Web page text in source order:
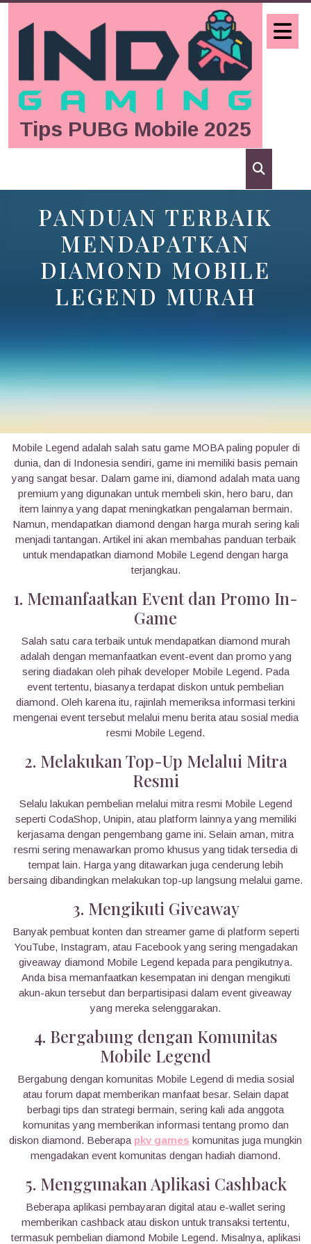
Skip
Tips PUBG Mobile 2025
PANDUAN TERBAIK
MENDAPATKAN
DIAMOND MOBILE
LEGEND MURAH
Mobile Legend adalah salah satu game MOBA paling populer di
dunia, dan di Indonesia sendiri, game ini memiliki basis pemain
yang sangat besar. Dalam game ini, diamond adalah mata uang
premium yang digunakan untuk membeli skin, hero baru, dan
item lainnya yang dapat meningkatkan pengalaman bermain.
Namun, mendapatkan diamond dengan harga murah sering kali
menjadi tantangan. Artikel ini akan membahas panduan terbaik
untuk mendapatkan diamond Mobile Legend dengan harga
terjangkau.
1. Memanfaatkan Event dan Promo In-
Game
Salah satu cara terbaik untuk mendapatkan diamond murah
adalah dengan memanfaatkan event-event dan promo yang
sering diadakan oleh pihak developer Mobile Legend. Pada
event tertentu, biasanya terdapat diskon untuk pembelian
diamond. Oleh karena itu, rajinlah memeriksa informasi terkini
mengenai event tersebut melalui menu berita atau sosial media
resmi Mobile Legend.
2. Melakukan Top-Up Melalui Mitra
Resmi
Selalu lakukan pembelian melalui mitra resmi Mobile Legend
seperti CodaShop, Unipin, atau platform lainnya yang memiliki
kerjasama dengan pengembang game ini. Selain aman, mitra
resmi sering menawarkan promo khusus yang tidak tersedia di
tempat lain. Harga yang ditawarkan juga cenderung lebih
bersaing dibandingkan melakukan top-up langsung melalui game.
3. Mengikuti Giveaway
Banyak pembuat konten dan streamer game di platform seperti
YouTube, Instagram, atau Facebook yang sering mengadakan
giveaway diamond Mobile Legend kepada para pengikutnya.
Anda bisa memanfaatkan kesempatan ini dengan mengikuti
akun-akun tersebut dan berpartisipasi dalam event giveaway
yang mereka selenggarakan.
4. Bergabung dengan Komunitas
Mobile Legend
Bergabung dengan komunitas Mobile Legend di media sosial
atau forum dapat memberikan manfaat besar. Selain dapat
berbagi tips dan strategi bermain, sering kali ada anggota
komunitas yang memberikan informasi tentang promo dan
diskon diamond. Beberapa pkv games komunitas juga mungkin
mengadakan event komunitas dengan hadiah diamond.
5. Menggunakan Aplikasi Cashback
Beberapa aplikasi pembayaran digital atau e-wallet sering
memberikan cashback atau diskon untuk transaksi tertentu,
termasuk pembelian diamond Mobile Legend. Misalnya, aplikasi